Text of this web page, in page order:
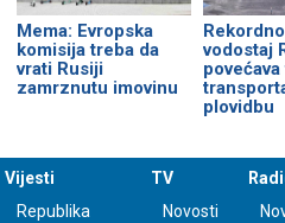
Mema: Evropska
komisija treba da
vrati Rusiji
zamrznutu imovinu
vodostaj
plovidbu
Vijesti
Republika
TV
Novosti